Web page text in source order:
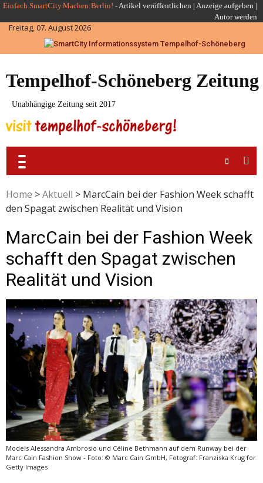
Skip
to
content
Einfach.SmartCity.Machen:Berlin! -Artikel veröffentlichen | Anzeige aufgeben |
Autor werden
Freitag, 07. August 2026
Tempelhof-Schöneberg Zeitung
Unabhängige Zeitung seit 2017
Home >Aktuell > MarcCain bei der Fashion Week schafft
den Spagat zwischen Realität und Vision
MarcCain bei der Fashion Week
schafft den Spagat zwischen
Realität und Vision
Models Alessandra Ambrosio und Céline Bethmann auf dem Runway bei der
Marc Cain Fashion Show - Foto: © Marc Cain GmbH, Fotograf: Franziska Krug for
Getty Images